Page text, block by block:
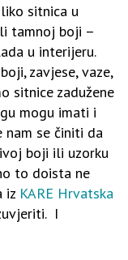
sitnica u
tamnoj boji –
u interijeru.
zavjese, vaze,
sitnice zadužene
mogu imati i
nam se činiti da
boji ili uzorku
to doista ne
iz KARE Hrvatska
I